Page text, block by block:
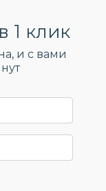
1 клик
и c вами